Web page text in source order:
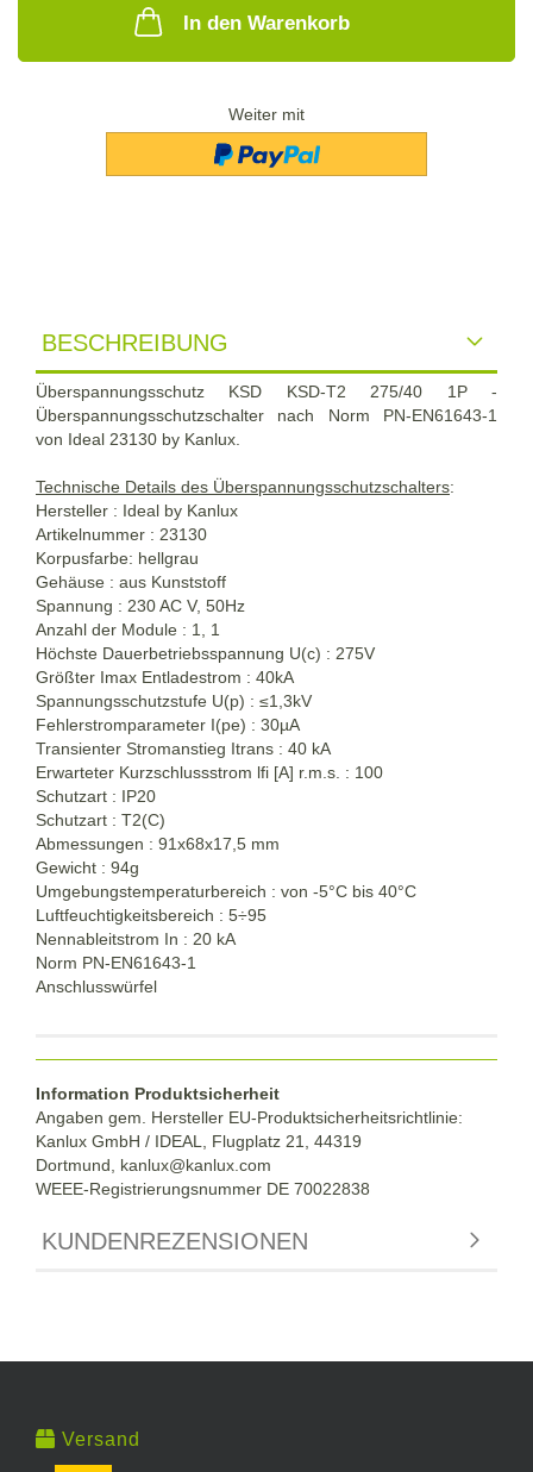
In den Warenkorb
Weiter mit
BESCHREIBUNG
Überspannungsschutz KSD KSD-T2 275/40 1P -
Überspannungsschutzschalter nach Norm PN-EN61643-1
von Ideal 23130 by Kanlux.
Technische Details des Überspannungsschutzschalters:
Hersteller : Ideal by Kanlux
Artikelnummer : 23130
Korpusfarbe: hellgrau
Gehäuse : aus Kunststoff
Spannung : 230 AC V, 50Hz
Anzahl der Module : 1, 1
Höchste Dauerbetriebsspannung U(c) : 275V
Größter Imax Entladestrom : 40kA
Spannungsschutzstufe U(p) : ≤1,3kV
Fehlerstromparameter I(pe) : 30µA
Transienter Stromanstieg Itrans : 40 kA
Erwarteter Kurzschlussstrom lfi [A] r.m.s. : 100
Schutzart : IP20
Schutzart : T2(C)
Abmessungen : 91x68x17,5 mm
Gewicht : 94g
Umgebungstemperaturbereich : von -5°C bis 40°C
Luftfeuchtigkeitsbereich : 5÷95
Nennableitstrom In : 20 kA
Norm PN-EN61643-1
Anschlusswürfel
Information Produktsicherheit
Angaben gem. Hersteller EU-Produktsicherheitsrichtlinie:
Kanlux GmbH / IDEAL, Flugplatz 21, 44319
Dortmund, kanlux@kanlux.com
WEEE-Registrierungsnummer DE 70022838
KUNDENREZENSIONEN
Versand